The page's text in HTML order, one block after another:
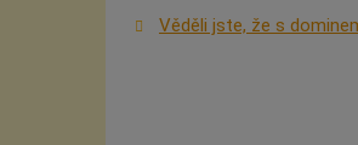
Věděli jste, že s